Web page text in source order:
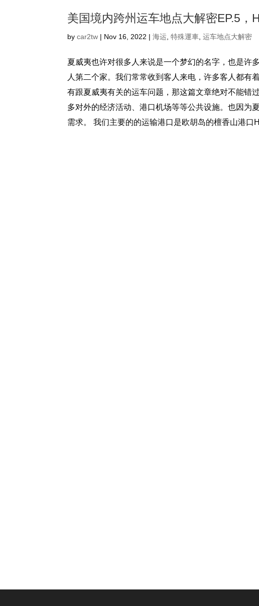
美国境内跨州运车地点大解密EP.5，
bycar2tw | Nov 16, 2022 |海运,特殊運車,运车地点大解密
夏威夷也许对很多人来说是一个梦幻的名字，也是许
人第二个家。我们常常收到客人来电，许多客人都有
有跟夏威夷有关的运车问题，那这篇文章绝对不能错
多对外的经济活动、港口机场等等公共设施。也因为
需求。 我们主要的的运输港口是欧胡岛的檀香山港